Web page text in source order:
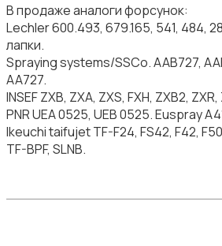
В продаже аналоги форсунок:
Lechler 600.493, 679.165, 541, 484,
лапки.
Spraying systems/SSCo. AAB727,
AA727.
INSEF ZXB, ZXA, ZXS, FXH, ZXB2,
PNR UEA 0525, UEB 0525. Euspray
Ikeuchi taifujet TF-F24, FS42, F42, F50,
TF-BPF, SLNB.